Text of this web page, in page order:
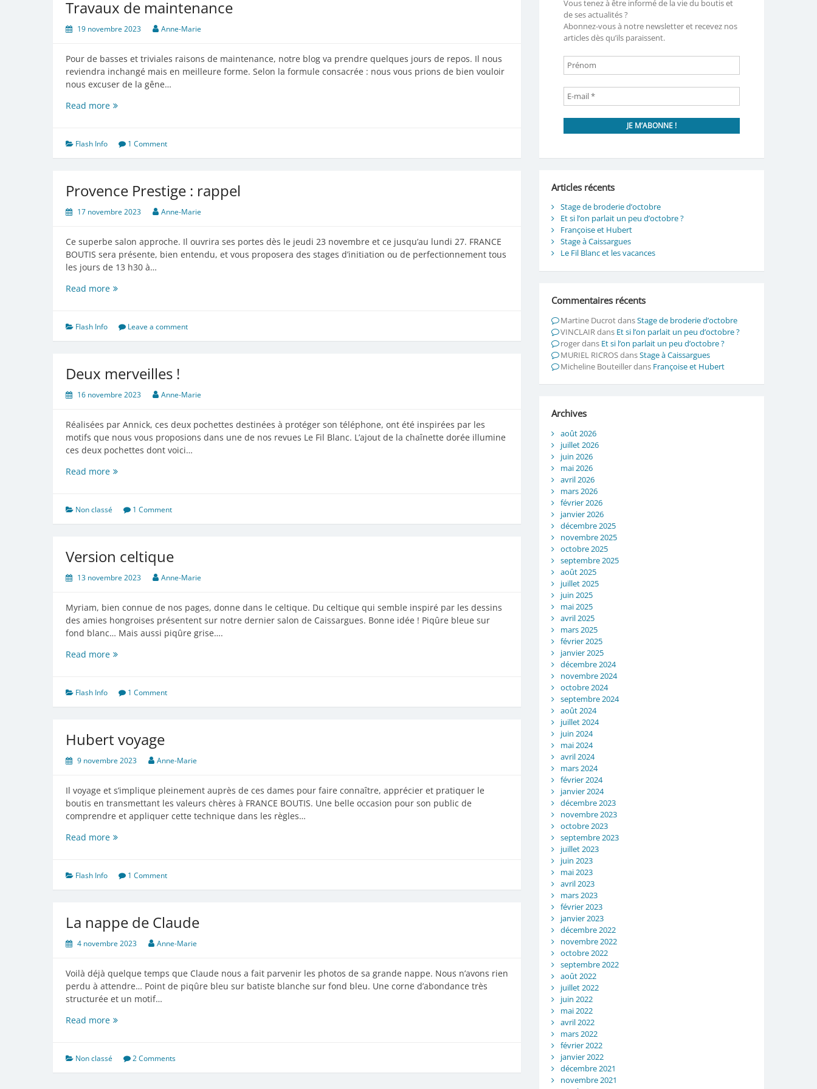
Travaux de maintenance
19 novembre 2023 Anne-Marie
Pour de basses et triviales raisons de maintenance, notre blog va prendre quelques jours de repos. Il nous
reviendra inchangé mais en meilleure forme. Selon la formule consacrée : nous vous prions de bien vouloir
nous excuser de la gêne…
Read moreTravaux
Flash Info 1 Comment
Provence Prestige : rappel
17 novembre 2023 Anne-Marie
Ce superbe salon approche. Il ouvrira ses portes dès le jeudi 23 novembre et ce jusqu’au lundi 27. FRANCE
BOUTIS sera présente, bien entendu, et vous proposera des stages d’initiation ou de perfectionnement tous
les jours de 13 h30 à…
Read moreProvence
rappel
Flash Info Leave a comment
Deux merveilles !
16 novembre 2023 Anne-Marie
Réalisées par Annick, ces deux pochettes destinées à protéger son téléphone, ont été inspirées par les
motifs que nous vous proposions dans une de nos revues Le Fil Blanc. L’ajout de la chaînette dorée illumine
ces deux pochettes dont voici…
Read moreDeux
Non classé 1 Comment
Version celtique
13 novembre 2023 Anne-Marie
Myriam, bien connue de nos pages, donne dans le celtique. Du celtique qui semble inspiré par les dessins
des amies hongroises présentent sur notre dernier salon de Caissargues. Bonne idée ! Piqûre bleue sur
fond blanc… Mais aussi piqûre grise….
Read moreVersion
Flash Info 1 Comment
Hubert voyage
9 novembre 2023 Anne-Marie
Il voyage et s’implique pleinement auprès de ces dames pour faire connaître, apprécier et pratiquer le
boutis en transmettant les valeurs chères à FRANCE BOUTIS. Une belle occasion pour son public de
comprendre et appliquer cette technique dans les règles…
Read moreHubert
Flash Info 1 Comment
La nappe de Claude
4 novembre 2023 Anne-Marie
Voilà déjà quelque temps que Claude nous a fait parvenir les photos de sa grande nappe. Nous n’avons rien
perdu à attendre… Point de piqûre bleu sur batiste blanche sur fond bleu. Une corne d’abondance très
structurée et un motif…
Read moreLa
Claude
Non classé 2 Comments
Vous tenez à être informé de la vie du boutis et
de ses actualités ?
Abonnez-vous à notre newsletter et recevez nos
articles dès qu’ils paraissent.
Articles récents
Stage de broderie d’octobre
Et si l’on parlait un peu d’octobre ?
Françoise et Hubert
Stage à Caissargues
Le Fil Blanc et les vacances
Commentaires récents
Martine DucrotdansStage de broderie d’octobre
VINCLAIR dans Et si l’on parlait un peu d’octobre ?
rogerdans Et si l’on parlait un peu d’octobre ?
MURIEL RICROSdansStage à Caissargues
Micheline Bouteillerdans Françoise et Hubert
Archives
août 2026
juillet 2026
juin 2026
mai 2026
avril 2026
mars 2026
février 2026
janvier 2026
décembre 2025
novembre 2025
octobre 2025
septembre 2025
août 2025
juillet 2025
juin 2025
mai 2025
avril 2025
mars 2025
février 2025
janvier 2025
décembre 2024
novembre 2024
octobre 2024
septembre 2024
août 2024
juillet 2024
juin 2024
mai 2024
avril 2024
mars 2024
février 2024
janvier 2024
décembre 2023
novembre 2023
octobre 2023
septembre 2023
juillet 2023
juin 2023
mai 2023
avril 2023
mars 2023
février 2023
janvier 2023
décembre 2022
novembre 2022
octobre 2022
septembre 2022
août 2022
juillet 2022
juin 2022
mai 2022
avril 2022
mars 2022
février 2022
janvier 2022
décembre 2021
novembre 2021